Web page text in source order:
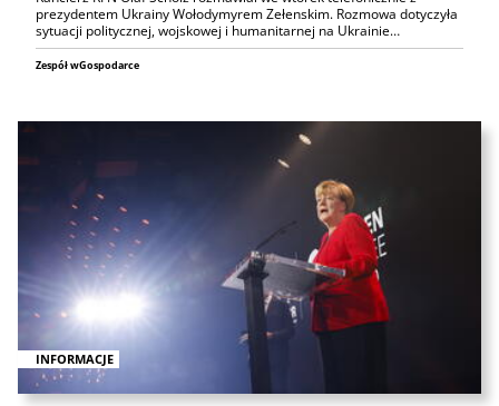
prezydentem Ukrainy Wołodymyrem Zełenskim. Rozmowa dotyczyła
sytuacji politycznej, wojskowej i humanitarnej na Ukrainie…
Zespół wGospodarce
INFORMACJE